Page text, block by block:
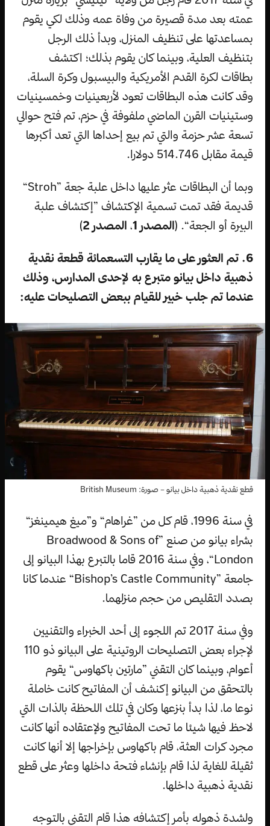
عمته بعد مدة قصيرة من وفاة عمه وذلك لكي يقوم
بمساعدتها على تنظيف المنزل، وبدأ ذلك الرجل
بتنظيف العلية، وبينما كان يقوم بذلك؛ اكتشف
بطاقات لكرة القدم الأمريكية والبيسبول وكرة السلة،
وقد كانت هذه البطاقات تعود لأربعينيات وخمسينيات
وستينيات القرن الماضي ملفوفة في حزم، تم فتح حوالي
تسعة عشر حزمة والتي تم بيع إحداها التي تعد أكبرها
قيمة مقابل 514.746 دولارا.
وبما أن البطاقات عثر عليها داخل علبة جعة ”Stroh“
قديمة فقد تمت تسمية الإكتشاف ”إكتشاف علبة
البيرة أو الجعة“. (المصدر 1 ، المصدر 2 )
6. تم العثور على ما يقارب التسعمائة قطعة نقدية
ذهبية داخل بيانو متبرع به لإحدى المدارس، وذلك
عندما تم جلب خبير للقيام ببعض التصليحات عليه:
قطع نقدية ذهبية داخل بيانو – صورة: British Museum
في سنة 1996، قام كل من ”غراهام“ و”ميغ هيمينغز“
بشراء بيانو من صنع ”Broadwood & Sons of
London“، وفي سنة 2016 قاما بالتبرع بهذا البيانو إلى
جامعة ”Bishop’s Castle Community“ عندما كانا
بصدد التقليص من حجم منزلهما.
وفي سنة 2017 تم اللجوء إلى أحد الخبراء والتقنيين
لإجراء بعض التصليحات الروتينية على البيانو ذو 110
أعوام، وبينما كان التقني ”مارتين باكهاوس“ يقوم
بالتحقق من البيانو إكنشف أن المفاتيح كانت خاملة
نوعا ما، لذا بدأ بنزعها وكان في تلك اللحظة بالذات التي
لاحظ فيها شيئا ما تحت المفاتيح ولإعتقاده أنها كانت
مجرد كرات العثة، قام باكهاوس بإخراجها إلا أنها كانت
ثقيلة للغاية لذا قام بإنشاء فتحة داخلها وعثر على قطع
نقدية ذهبية داخلها.
ولشدة ذهوله بأمر إكتشافه هذا قام التقني بالتوجه